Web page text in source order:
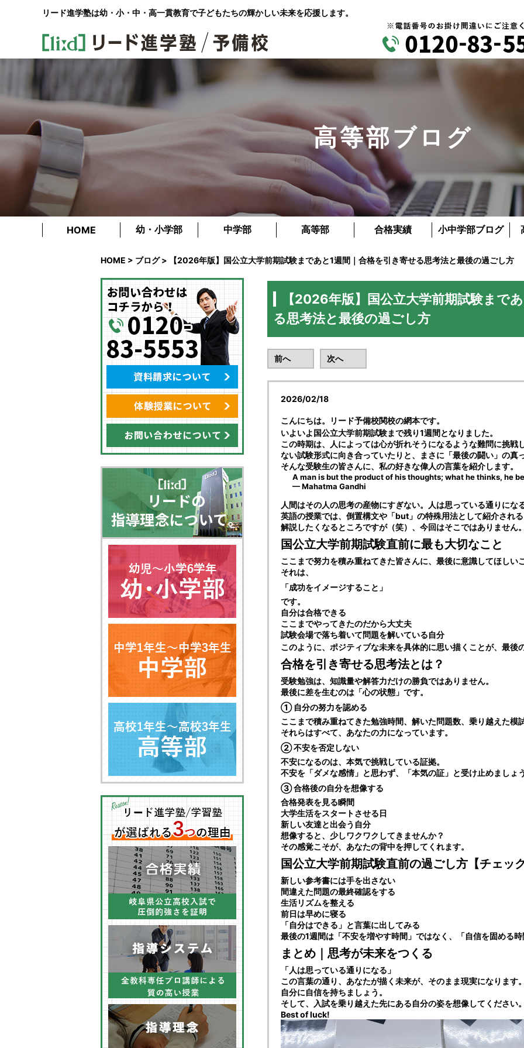
リード進学塾は幼・小・中・高一貫教育で子どもたちの輝かしい未来を応援します。
高等部ブログ
HOME 幼・小学部 中学部 高等部 合格実績 小中学部ブログ
HOME > ブログ> 【2026年版】国公立大学前期試験まであと1週間｜合格を引き寄せる思考法と最後の過ごし方
【2026年版】国公立大学前期試験まで
る思考法と最後の過ごし方
前へ 次へ
2026/02/18
こんにちは。リード予備校関校の網本です。
いよいよ国公立大学前期試験まで残り1週間となりました。
この時期は、人によっては心が折れそうになるような難問に挑戦
ない試験形式に向き合っていたりと、まさに「最後の闘い」の真
そんな受験生の皆さんに、私の好きな偉人の言葉を紹介します。
A man is but the product of his thoughts; what he thinks, he
—Mahatma Gandhi
人間はその人の思考の産物にすぎない。人は思っている通りにな
英語の授業では、倒置構文や「but」の特殊用法として紹介され
解説したくなるところですが（笑）、今回はそこではありません
国公立大学前期試験直前に最も大切なこと
ここまで努力を積み重ねてきた皆さんに、最後に意識してほしい
それは、
「成功をイメージすること」
です。
自分は合格できる
ここまでやってきたのだから大丈夫
試験会場で落ち着いて問題を解いている自分
このように、 ポジティブな未来を具体的に思い描くことが、最後
合格を引き寄せる思考法とは？
受験勉強は、知識量や解答力だけの勝負ではありません。
最後に差を生むのは「心の状態」です。
① 自分の努力を認める
ここまで積み重ねてきた勉強時間、解いた問題数、乗り越えた模
それらはすべて、あなたの力になっています。
② 不安を否定しない
不安になるのは、本気で挑戦している証拠。
不安を「ダメな感情」と思わず、「本気の証」と受け止めましょ
③ 合格後の自分を想像する
合格発表を見る瞬間
大学生活をスタートさせる日
新しい友達と出会う自分
想像すると、少しワクワクしてきませんか？
その感覚こそが、あなたの背中を押してくれます。
国公立大学前期試験直前の過ごし方【チェッ
新しい参考書には手を出さない
間違えた問題の最終確認をする
生活リズムを整える
前日は早めに寝る
「自分はできる」と言葉に出してみる
最後の1週間は「不安を増やす時間」ではなく、「自信を固める
まとめ｜思考が未来をつくる
「人は思っている通りになる」
この言葉の通り、あなたが描く未来が、そのまま現実になります
自分に自信を持ちましょう。
そして、入試を乗り越えた先にある自分の姿を想像してください
Best of luck!